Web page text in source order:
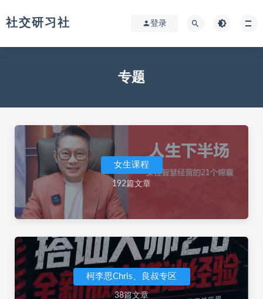
社交研习社 登录
专题
女生课程
192篇文章
柯李思Chris、良叔专区
38篇文章